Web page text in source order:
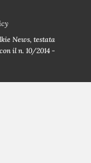
News, testata
il n. 10/2014 -